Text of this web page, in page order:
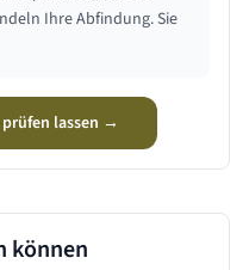
Ihre Abfindung. Sie
lassen →
können